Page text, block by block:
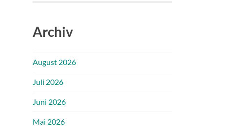
Archiv
August 2026
Juli 2026
Juni 2026
Mai 2026